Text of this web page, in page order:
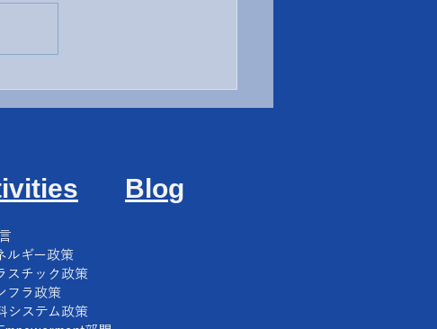
ルセミナー
ギー政策
チック政策
ラ政策
ステム政策
Blog